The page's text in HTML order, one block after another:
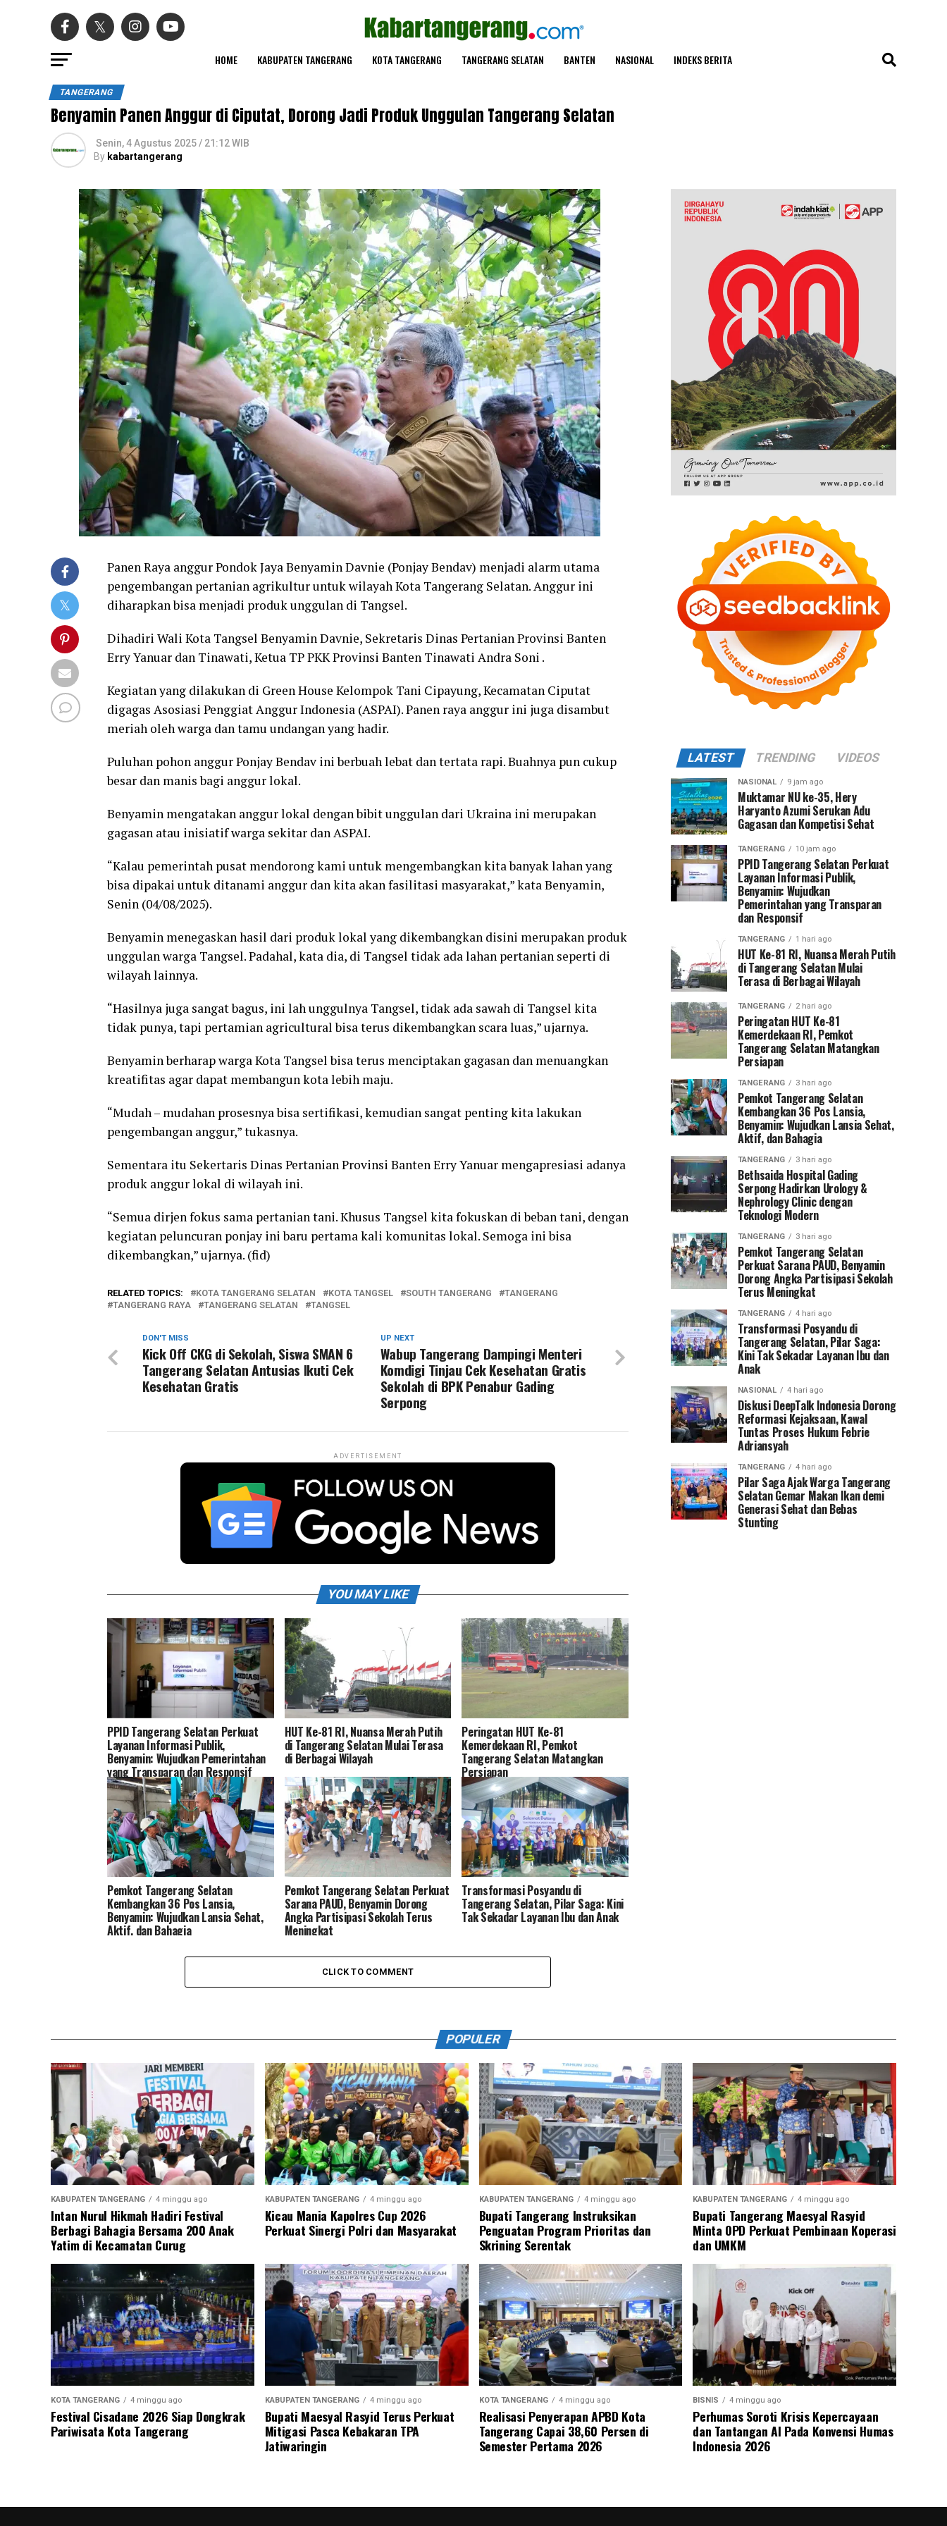
HOME KABUPATEN TANGERANG KOTA TANGERANG TANGERANG SELATAN BANTEN NASIONAL INDEKS BERITA
TANGERANG
Benyamin Panen Anggur di Ciputat, Dorong Jadi Produk Unggulan Tangerang Selatan
Senin, 4 Agustus 2025 / 21:12 WIB
By kabartangerang
Panen Raya anggur Pondok Jaya Benyamin Davnie (Ponjay Bendav) menjadi alarm utama
pengembangan pertanian agrikultur untuk wilayah Kota Tangerang Selatan. Anggur ini
diharapkan bisa menjadi produk unggulan di Tangsel.
Dihadiri Wali Kota Tangsel Benyamin Davnie, Sekretaris Dinas Pertanian Provinsi Banten
Erry Yanuar dan Tinawati, Ketua TP PKK Provinsi Banten Tinawati Andra Soni .
Kegiatan yang dilakukan di Green House Kelompok Tani Cipayung, Kecamatan Ciputat
digagas Asosiasi Penggiat Anggur Indonesia (ASPAI). Panen raya anggur ini juga disambut
meriah oleh warga dan tamu undangan yang hadir.
Puluhan pohon anggur Ponjay Bendav ini berbuah lebat dan tertata rapi. Buahnya pun cukup
besar dan manis bagi anggur lokal.
Benyamin mengatakan anggur lokal dengan bibit unggulan dari Ukraina ini merupakan
gagasan atau inisiatif warga sekitar dan ASPAI.
“Kalau pemerintah pusat mendorong kami untuk mengembangkan kita banyak lahan yang
bisa dipakai untuk ditanami anggur dan kita akan fasilitasi masyarakat,” kata Benyamin,
Senin (04/08/2025).
Benyamin menegaskan hasil dari produk lokal yang dikembangkan disini merupakan produk
unggulan warga Tangsel. Padahal, kata dia, di Tangsel tidak ada lahan pertanian seperti di
wilayah lainnya.
“Hasilnya juga sangat bagus, ini lah unggulnya Tangsel, tidak ada sawah di Tangsel kita
tidak punya, tapi pertamian agricultural bisa terus dikembangkan scara luas,” ujarnya.
Benyamin berharap warga Kota Tangsel bisa terus menciptakan gagasan dan menuangkan
kreatifitas agar dapat membangun kota lebih maju.
“Mudah – mudahan prosesnya bisa sertifikasi, kemudian sangat penting kita lakukan
pengembangan anggur,” tukasnya.
Sementara itu Sekertaris Dinas Pertanian Provinsi Banten Erry Yanuar mengapresiasi adanya
produk anggur lokal di wilayah ini.
“Semua dirjen fokus sama pertanian tani. Khusus Tangsel kita fokuskan di beban tani, dengan
kegiatan peluncuran ponjay ini baru pertama kali komunitas lokal. Semoga ini bisa
dikembangkan,” ujarnya. (fid)
RELATED TOPICS: KOTA TANGERANG SELATAN KOTA TANGSEL SOUTH TANGERANG
TANGERANG
TANGERANG RAYA
TANGERANG SELATAN TANGSEL
UP NEXT
Wabup Tangerang Dampingi Menteri
Komdigi Tinjau Cek Kesehatan Gratis
Sekolah di BPK Penabur Gading
Serpong
DON'T MISS
Kick Off CKG di Sekolah, Siswa SMAN 6
Tangerang Selatan Antusias Ikuti Cek
Kesehatan Gratis
ADVERTISEMENT
YOU MAY LIKE
PPID Tangerang Selatan Perkuat
Layanan Informasi Publik,
Benyamin: Wujudkan Pemerintahan
yang Transparan dan Responsif
HUT Ke-81 RI, Nuansa Merah Putih
di Tangerang Selatan Mulai Terasa
di Berbagai Wilayah
Peringatan HUT Ke-81
Kemerdekaan RI, Pemkot
Tangerang Selatan Matangkan
Persiapan
Pemkot Tangerang Selatan
Kembangkan 36 Pos Lansia,
Benyamin: Wujudkan Lansia Sehat,
Aktif, dan Bahagia
Pemkot Tangerang Selatan Perkuat
Sarana PAUD, Benyamin Dorong
Angka Partisipasi Sekolah Terus
Meningkat
Transformasi Posyandu di
Tangerang Selatan, Pilar Saga: Kini
Tak Sekadar Layanan Ibu dan Anak
CLICK TO COMMENT
LATEST TRENDING VIDEOS
NASIONAL 9 jam ago
Muktamar NU ke-35, Hery
Haryanto Azumi Serukan Adu
Gagasan dan Kompetisi Sehat
TANGERANG 10 jam ago
PPID Tangerang Selatan Perkuat
Layanan Informasi Publik,
Benyamin: Wujudkan
Pemerintahan yang Transparan
dan Responsif
TANGERANG 1 hari ago
HUT Ke-81 RI, Nuansa Merah Putih
di Tangerang Selatan Mulai
Terasa di Berbagai Wilayah
TANGERANG 2 hari ago
Peringatan HUT Ke-81
Kemerdekaan RI, Pemkot
Tangerang Selatan Matangkan
Persiapan
TANGERANG 3 hari ago
Pemkot Tangerang Selatan
Kembangkan 36 Pos Lansia,
Benyamin: Wujudkan Lansia Sehat,
Aktif, dan Bahagia
TANGERANG 3 hari ago
Bethsaida Hospital Gading
Serpong Hadirkan Urology &
Nephrology Clinic dengan
Teknologi Modern
TANGERANG 3 hari ago
Pemkot Tangerang Selatan
Perkuat Sarana PAUD, Benyamin
Dorong Angka Partisipasi Sekolah
Terus Meningkat
TANGERANG 4 hari ago
Transformasi Posyandu di
Tangerang Selatan, Pilar Saga:
Kini Tak Sekadar Layanan Ibu dan
Anak
NASIONAL 4 hari ago
Diskusi DeepTalk Indonesia Dorong
Reformasi Kejaksaan, Kawal
Tuntas Proses Hukum Febrie
Adriansyah
TANGERANG 4 hari ago
Pilar Saga Ajak Warga Tangerang
Selatan Gemar Makan Ikan demi
Generasi Sehat dan Bebas
Stunting
POPULER
KABUPATEN TANGERANG 4 minggu ago
Intan Nurul Hikmah Hadiri Festival
Berbagi Bahagia Bersama 200 Anak
Yatim di Kecamatan Curug
KABUPATEN TANGERANG 4 minggu ago
Kicau Mania Kapolres Cup 2026
Perkuat Sinergi Polri dan Masyarakat
KABUPATEN TANGERANG 4 minggu ago
Bupati Tangerang Instruksikan
Penguatan Program Prioritas dan
Skrining Serentak
KABUPATEN TANGERANG 4 minggu ago
Bupati Tangerang Maesyal Rasyid
Minta OPD Perkuat Pembinaan Koperasi
dan UMKM
KOTA TANGERANG 4 minggu ago
Festival Cisadane 2026 Siap Dongkrak
Pariwisata Kota Tangerang
KABUPATEN TANGERANG 4 minggu ago
Bupati Maesyal Rasyid Terus Perkuat
Mitigasi Pasca Kebakaran TPA
Jatiwaringin
KOTA TANGERANG 4 minggu ago
Realisasi Penyerapan APBD Kota
Tangerang Capai 38,60 Persen di
Semester Pertama 2026
BISNIS 4 minggu ago
Perhumas Soroti Krisis Kepercayaan
dan Tantangan AI Pada Konvensi Humas
Indonesia 2026